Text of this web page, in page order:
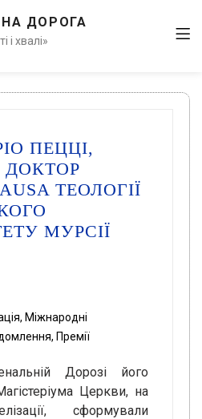
ДОРОГА
і хвалі»
ПЕЦЦІ,
ТЕОЛОГІЇ
МУРСІЇ
, Міжнародні
, Премії
Дорозі його
Церкви, на
сформували